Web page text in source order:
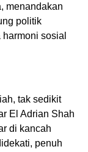
menandakan
politik
sosial
tak sedikit
El Adrian Shah
di kancah
penuh